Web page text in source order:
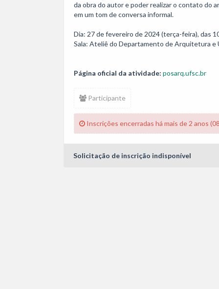
da obra do autor e poder realizar o contato do
em um tom de conversa informal.
Dia: 27 de fevereiro de 2024 (terça-feira), das
Sala: Ateliê do Departamento de Arquitetura e
Página oficial da atividade: posarq.ufsc.br
Participante
Inscrições encerradas há mais de 2 anos
Solicitação de inscrição indisponível